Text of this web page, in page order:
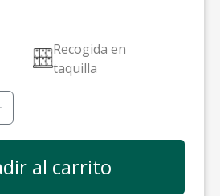
Recogida en
taquilla
al carrito